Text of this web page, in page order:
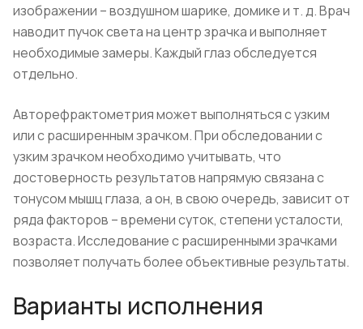
изображении – воздушном шарике, домике и т. д. Врач
наводит пучок света на центр зрачка и выполняет
необходимые замеры. Каждый глаз обследуется
отдельно.
Авторефрактометрия может выполняться с узким
или с расширенным зрачком. При обследовании с
узким зрачком необходимо учитывать, что
достоверность результатов напрямую связана с
тонусом мышц глаза, а он, в свою очередь, зависит от
ряда факторов – времени суток, степени усталости,
возраста. Исследование с расширенными зрачками
позволяет получать более объективные результаты.
Варианты исполнения